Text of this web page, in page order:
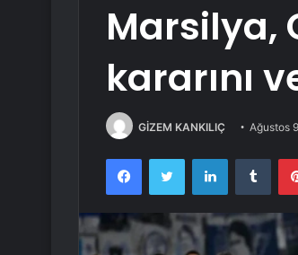
Marsilya,
kararını
GİZEM KANKILIÇ Ağustos
FacebookTwitter LinkedIn